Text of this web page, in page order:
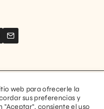
web para ofrecerle la
sus preferencias y
"Aceptar", consiente el uso